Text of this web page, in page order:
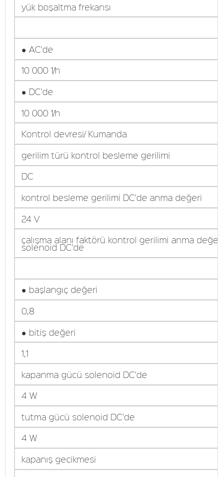
yük boşaltma frekansı
● AC'de
10 000 1/h
● DC'de
10 000 1/h
Kontrol devresi/ Kumanda
gerilim türü kontrol besleme gerilimi
DC
kontrol besleme gerilimi DC'de anma değeri
24 V
çalışma alanı faktörü kontrol gerilimi anma değeri
solenoid DC'de
● başlangıç değeri
0,8
● bitiş değeri
1,1
kapanma gücü solenoid DC'de
4 W
tutma gücü solenoid DC'de
4 W
kapanış gecikmesi